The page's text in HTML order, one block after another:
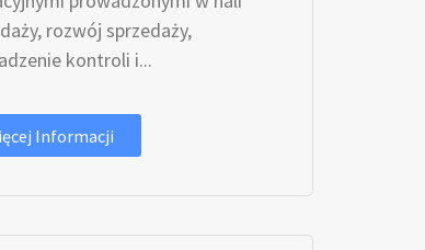
rozwój sprzedaży,
kontroli i...
Informacji